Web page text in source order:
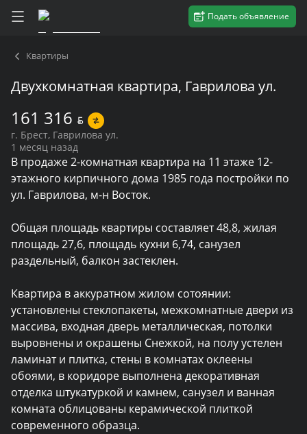
Подать объявление
Квартиры
Двухкомнатная квартира, Гаврилова ул.
161 316 BYN
г. Брест, Гаврилова ул.
1 месяц назад
В продаже 2-комнатная квартира на 11 этаже 12-
этажного кирпичного дома 1985 года постройки по
ул. Гаврилова, м-н Восток.
Общая площадь квартиры составляет 48,8, жилая
площадь 27,6, площадь кухни 6,74, санузел
раздельный, балкон застеклен.
Квартира в аккуратном жилом сотоянии:
установлены стеклопакеты, межкомнатные двери из
массива, входная дверь металлическая, потолки
выровнены и окрашены Снежкой, на полу устелен
ламинат и плитка, стены в комнатах оклеены
обоями, в коридоре выполнена декоративная
отделка штукатуркой и камнем, санузел и ванная
комната облицованы керамической плиткой
современного образца.